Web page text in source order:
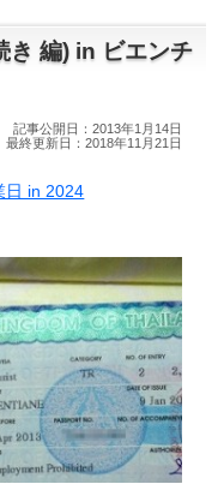
き 編) in ビエンチ
記事公開日：2013年1月14日
最終更新日：2018年11月21日
日 in 2024